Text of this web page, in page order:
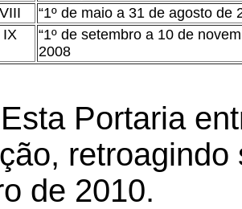
“1º de maio a 31 de agosto de
IX
“1º de setembro a 10 de
2008
Esta Portaria
de 2010.